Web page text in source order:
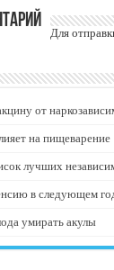
Для
от
на пищеварение
лучших
в следующем
умирать акулы